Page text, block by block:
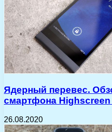
Ядерный перевес.
смартфона
26.08.2020